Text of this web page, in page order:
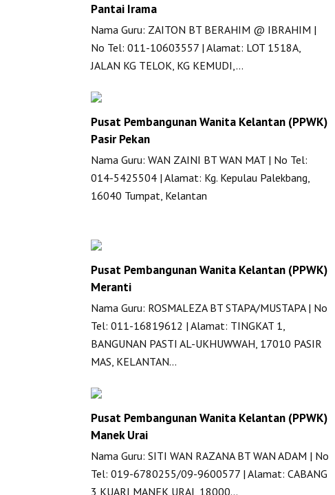
Pantai Irama
Nama Guru: ZAITON BT BERAHIM @ IBRAHIM |
No Tel: 011-10603557 | Alamat: LOT 1518A,
JALAN KG TELOK, KG KEMUDI,…
Pusat Pembangunan Wanita Kelantan (PPWK)
Pasir Pekan
Nama Guru: WAN ZAINI BT WAN MAT | No Tel:
014-5425504 | Alamat: Kg. Kepulau Palekbang,
16040 Tumpat, Kelantan
Pusat Pembangunan Wanita Kelantan (PPWK)
Meranti
Nama Guru: ROSMALEZA BT STAPA/MUSTAPA | No
Tel: 011-16819612 | Alamat: TINGKAT 1,
BANGUNAN PASTI AL-UKHUWWAH, 17010 PASIR
MAS, KELANTAN…
Pusat Pembangunan Wanita Kelantan (PPWK)
Manek Urai
Nama Guru: SITI WAN RAZANA BT WAN ADAM | No
Tel: 019-6780255/09-9600577 | Alamat: CABANG
3 KUARI MANEK URAI, 18000…